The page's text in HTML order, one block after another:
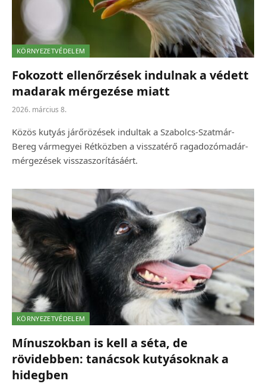
KÖRNYEZETVÉDELEM
Fokozott ellenőrzések indulnak a védett
madarak mérgezése miatt
2026. március 8.
Közös kutyás járőrözések indultak a Szabolcs-Szatmár-
Bereg vármegyei Rétközben a visszatérő ragadozómadár-
mérgezések visszaszorításáért.
KÖRNYEZETVÉDELEM
Mínuszokban is kell a séta, de
rövidebben: tanácsok kutyásoknak a
hidegben